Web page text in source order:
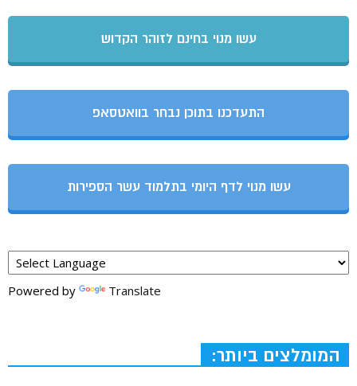
עשו מנוי בחינם לזוהר הקדוש
התעדכנו בתוכן נבחר בוואטסאפ
עשו מנוי לדף היומי בתלמוד עשר הספירות
Powered by Translate
המומלצים ביותר: